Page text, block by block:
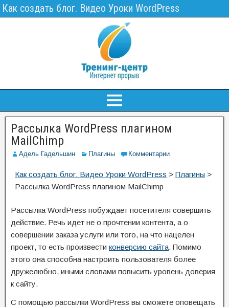
Как создать блог. Видео Уроки WordPress
Рассылка WordPress плагином
MailChimp
Адель Гадельшин Плагины Комментарии
Как создать блог. Видео Уроки WordPress > Плагины >
Рассылка WordPress плагином MailChimp
Рассылка WordPress побуждает посетителя совершить
действие. Речь идет не о прочтении контента, а о
совершении заказа услуги или того, на что нацелен
проект, то есть произвести конверсию сайта. Помимо
этого она способна настроить пользователя более
дружелюбно, иными словами повысить уровень доверия
к сайту.
С помощью рассылки WordPress вы сможете оповещать